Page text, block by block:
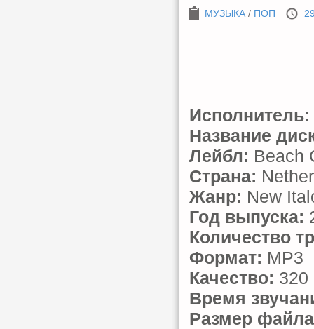
МУЗЫКА / ПОП
Исполнитель:
Название
Лейбл: Beach
Страна:
Жанр: New
Год выпуска:
Количество
Формат: MP3
Качество: 320
Время
Размер